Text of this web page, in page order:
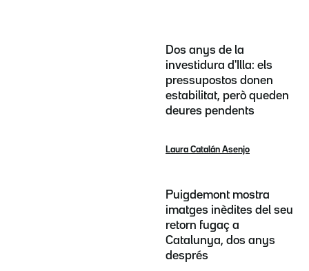
Dos anys de la
investidura d'Illa: els
pressupostos donen
estabilitat, però queden
deures pendents
Laura Catalán Asenjo
Puigdemont mostra
imatges inèdites del seu
retorn fugaç a
Catalunya, dos anys
després